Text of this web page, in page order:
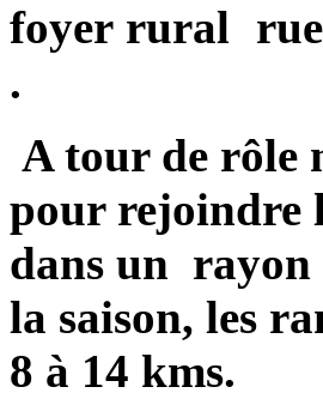
foyer rural
.
A tour de rôle
pour rejoindre
dans un rayon
la saison, les
8 à 14 kms.